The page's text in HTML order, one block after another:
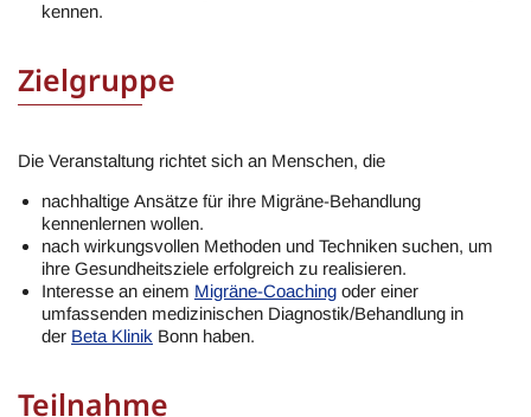
kennen.
Zielgruppe
Die Veranstaltung richtet sich an Menschen, die
nachhaltige Ansätze für ihre Migräne-Behandlung
kennenlernen wollen.
nach wirkungsvollen Methoden und Techniken suchen, um
ihre Gesundheitsziele erfolgreich zu realisieren.
Interesse an einem Migräne-Coaching oder einer
umfassenden medizinischen Diagnostik/Behandlung in
der Beta Klinik Bonn haben.
Teilnahme